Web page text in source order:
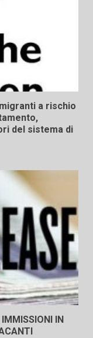
a rischio
del sistema di
IN